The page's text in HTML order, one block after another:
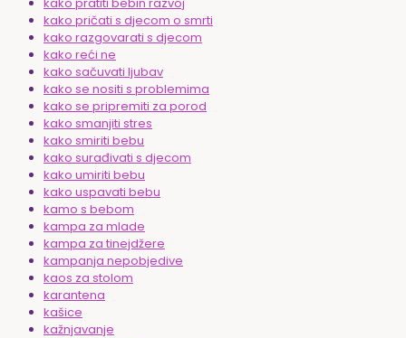
kako pričati s djecom o smrti
kako razgovarati s djecom
kako reći ne
kako sačuvati ljubav
kako se nositi s problemima
kako se pripremiti za porod
kako smanjiti stres
kako smiriti bebu
kako surađivati s djecom
kako umiriti bebu
kako uspavati bebu
kamo s bebom
kampa za mlade
kampa za tinejdžere
kampanja nepobjedive
kaos za stolom
karantena
kašice
kažnjavanje